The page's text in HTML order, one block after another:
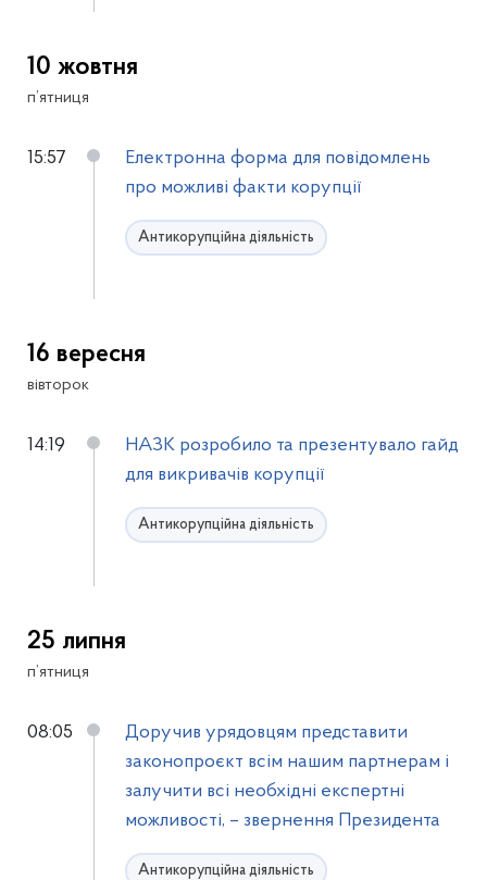
10 жовтня
п’ятниця
15:57
Електронна форма для повідомлень
про можливі факти корупції
Антикорупційна діяльність
16 вересня
вівторок
14:19
НАЗК розробило та презентувало гайд
для викривачів корупції
Антикорупційна діяльність
25 липня
п’ятниця
08:05
Доручив урядовцям представити
законопроєкт всім нашим партнерам і
залучити всі необхідні експертні
можливості, – звернення Президента
Антикорупційна діяльність